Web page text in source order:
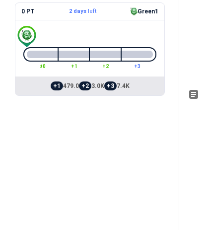
0 PT 2 daysleft Green1
±0 +1 +2 +3
+1 479.0 +2 3.0K +3 7.4K